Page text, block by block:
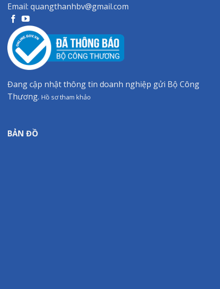
Email: quangthanhbv@gmail.com
Đang cập nhật thông tin doanh nghiệp gửi Bộ Công
Thương. Hồ sơ tham khảo
BẢN ĐỒ